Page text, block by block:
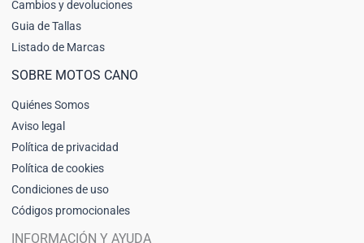
Cambios y devoluciones
Guia de Tallas
Listado de Marcas
SOBRE MOTOS CANO
Quiénes Somos
Aviso legal
Política de privacidad
Política de cookies
Condiciones de uso
Códigos promocionales
INFORMACIÓN Y AYUDA